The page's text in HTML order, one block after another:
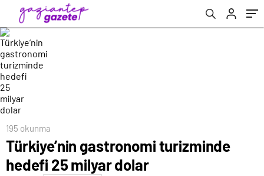
195 okunma
Türkiye’nin gastronomi turizminde
hedefi 25 milyar dolar